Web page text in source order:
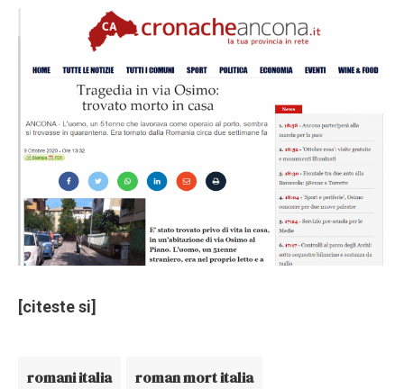
[citeste si]
romani italia roman mort italia